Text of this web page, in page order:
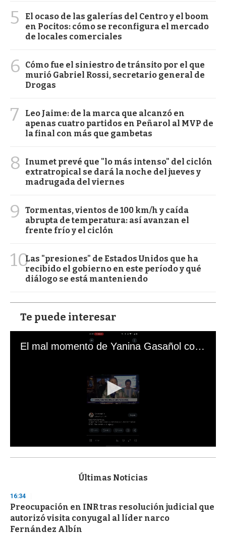
5
El ocaso de las galerías del Centro y el boom
en Pocitos: cómo se reconfigura el mercado
de locales comerciales
6
Cómo fue el siniestro de tránsito por el que
murió Gabriel Rossi, secretario general de
Drogas
7
Leo Jaime: de la marca que alcanzó en
apenas cuatro partidos en Peñarol al MVP de
la final con más que gambetas
8
Inumet prevé que "lo más intenso" del ciclón
extratropical se dará la noche del jueves y
madrugada del viernes
9
Tormentas, vientos de 100 km/h y caída
abrupta de temperatura: así avanzan el
frente frío y el ciclón
10Las "presiones" de Estados Unidos que ha
recibido el gobierno en este período y qué
diálogo se está manteniendo
Te puede interesar
El mal momento de Yanina Gasañol con un hincha argentino en "Subrayado"
s
d
s
o
f
3
Últimas Noticias
16:34
Preocupación en INR tras resolución judicial que
autorizó visita conyugal al líder narco
Fernández Albín